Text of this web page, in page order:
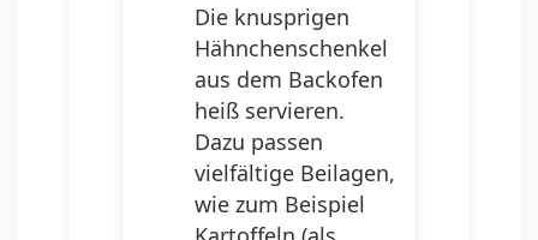
Die knusprigen
Hähnchenschenkel
aus dem Backofen
heiß servieren.
Dazu passen
vielfältige Beilagen,
wie zum Beispiel